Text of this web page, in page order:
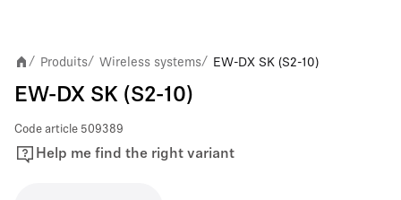
/ Produits/ Wireless systems/ EW-DX SK (S2-10)
EW-DX SK (S2-10)
Code article 509389
Help me find the right variant